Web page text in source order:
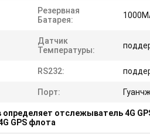
Резервная
Батарея:
Датчик
Температуры:
RS232:
Порт:
отслежыватель 4G
GPS флота